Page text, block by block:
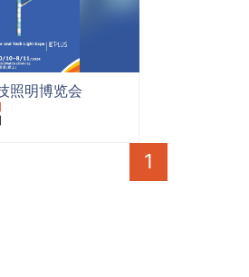
照明博览会
1